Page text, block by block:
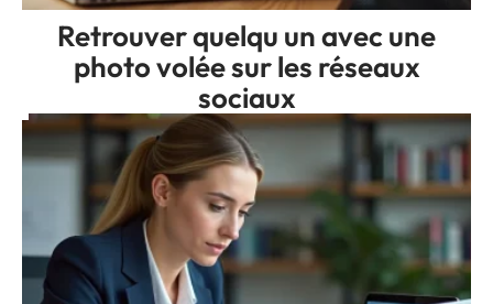
Retrouver quelqu un avec une
photo volée sur les réseaux
sociaux